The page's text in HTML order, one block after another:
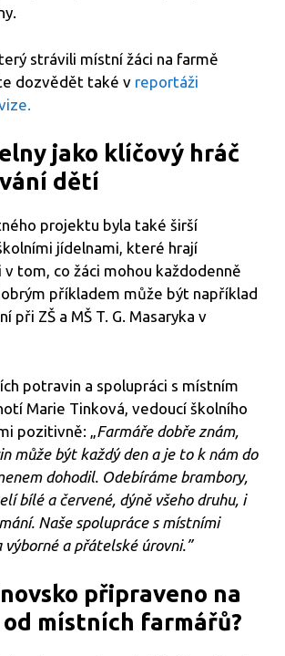
strávili místní žáci na farmě
dozvědět také v reportáži
jako klíčový hráč
dětí
projektu byla také širší
jídelnami, které hrají
tom, co žáci mohou každodenně
příkladem může být například
při ZŠ a MŠ T. G. Masaryka v
potravin a spolupráci s místním
Marie Tinková, vedoucí školního
pozitivně: „Farmáře dobře znám,
může být každý den a je to k nám do
dohodil. Odebíráme brambory,
bílé a červené, dýně všeho druhu, i
Naše spolupráce s místními
a přátelské úrovni.”
připraveno na
místních farmářů?